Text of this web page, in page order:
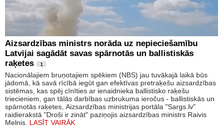
Aizsardzības ministrs norāda uz nepieciešamību
Latvijai sagādāt savas spārnotās un ballistiskās
raķetes
1
Nacionālajiem bruņotajiem spēkiem (NBS) jau tuvākajā laikā būs
jādomā, kā savā rīcībā iegūt gan efektīvas pretraķešu aizsardzības
sistēmas, kas spēj cīnīties ar ienaidnieka ballistisko raķešu
triecieniem, gan tālās darbības uzbrukuma ieročus - ballistiskās un
spārnotās raķetes, Aizsardzības ministrijas portāla "Sargs.lv"
raidierakstā "Droši ir zināt" paziņojis aizsardzības ministrs Raivis
Melnis. LASĪT VAIRĀK